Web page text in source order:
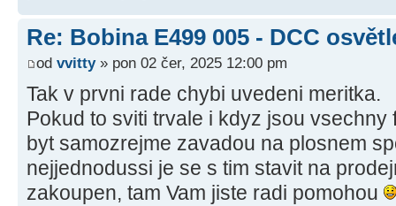
Re: Bobina E499 005 - DCC
od vvitty» pon 02 čer, 2025 12:00 pm
Tak v prvni rade chybi uvedeni meritka.
Pokud to sviti trvale i kdyz jsou
byt samozrejme zavadou na plosnem
nejjednodussi je se s tim stavit na
zakoupen, tam Vam jiste radi pomohou